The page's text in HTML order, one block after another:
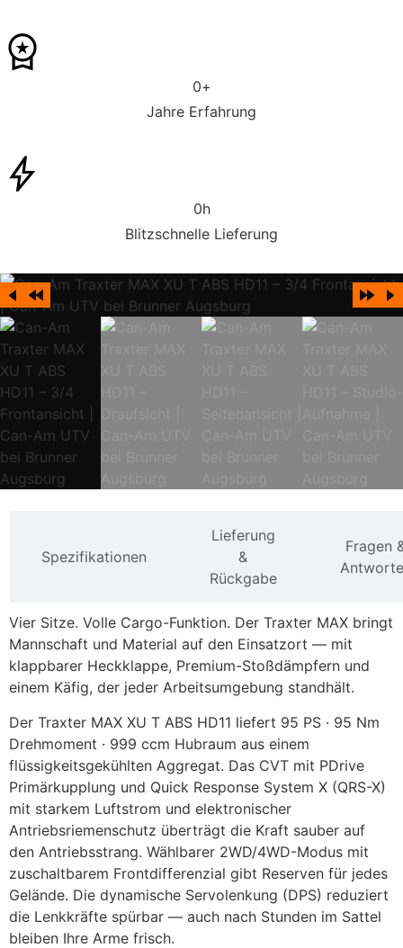
Jahre Erfahrung
0+
Blitzschnelle Lieferung
0h
Spezifikationen
Lieferung
&
Rückgabe
Fragen
Vier Sitze. Volle Cargo-Funktion. Der Traxter MAX bringt
Mannschaft und Material auf den Einsatzort — mit
klappbarer Heckklappe, Premium-Stoßdämpfern und
einem Käfig, der jeder Arbeitsumgebung standhält.
Der Traxter MAX XU T ABS HD11 liefert 95 PS · 95 Nm
Drehmoment · 999 ccm Hubraum aus einem
flüssigkeitsgekühlten Aggregat. Das CVT mit PDrive
Primärkupplung und Quick Response System X (QRS-X)
mit starkem Luftstrom und elektronischer
Antriebsriemenschutz überträgt die Kraft sauber auf
den Antriebsstrang. Wählbarer 2WD/4WD-Modus mit
zuschaltbarem Frontdifferenzial gibt Reserven für jedes
Gelände. Die dynamische Servolenkung (DPS) reduziert
die Lenkkräfte spürbar — auch nach Stunden im Sattel
bleiben Ihre Arme frisch.